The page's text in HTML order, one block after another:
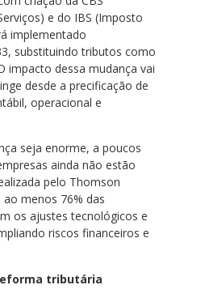
e do IBS (Imposto
implementado
substituindo tributos como
impacto dessa mudança vai
desde a precificação de
operacional e
seja enorme, a poucos
ainda não estão
pelo Thomson
menos 76% das
os ajustes tecnológicos e
riscos financeiros e
tributária